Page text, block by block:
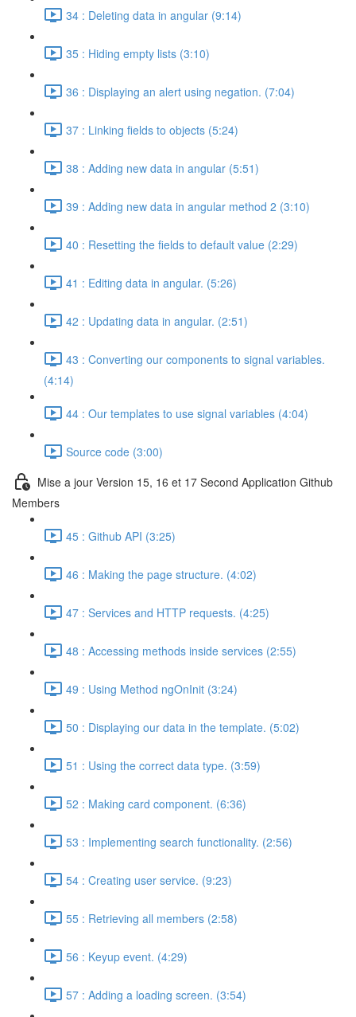
34 : Deleting data in angular (9:14)
35 : Hiding empty lists (3:10)
36 : Displaying an alert using negation. (7:04)
37 : Linking fields to objects (5:24)
38 : Adding new data in angular (5:51)
39 : Adding new data in angular method 2 (3:10)
40 : Resetting the fields to default value (2:29)
41 : Editing data in angular. (5:26)
42 : Updating data in angular. (2:51)
43 : Converting our components to signal variables.
(4:14)
44 : Our templates to use signal variables (4:04)
Source code (3:00)
Mise a jour Version 15, 16 et 17 Second Application Github
Members
45 : Github API (3:25)
46 : Making the page structure. (4:02)
47 : Services and HTTP requests. (4:25)
48 : Accessing methods inside services (2:55)
49 : Using Method ngOnInit (3:24)
50 : Displaying our data in the template. (5:02)
51 : Using the correct data type. (3:59)
52 : Making card component. (6:36)
53 : Implementing search functionality. (2:56)
54 : Creating user service. (9:23)
55 : Retrieving all members (2:58)
56 : Keyup event. (4:29)
57 : Adding a loading screen. (3:54)